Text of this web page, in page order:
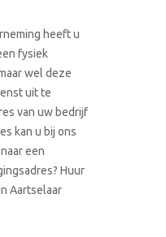
heeft u
fysiek
wel deze
uit te
van uw bedrijf
kan u bij ons
een
Huur
Aartselaar